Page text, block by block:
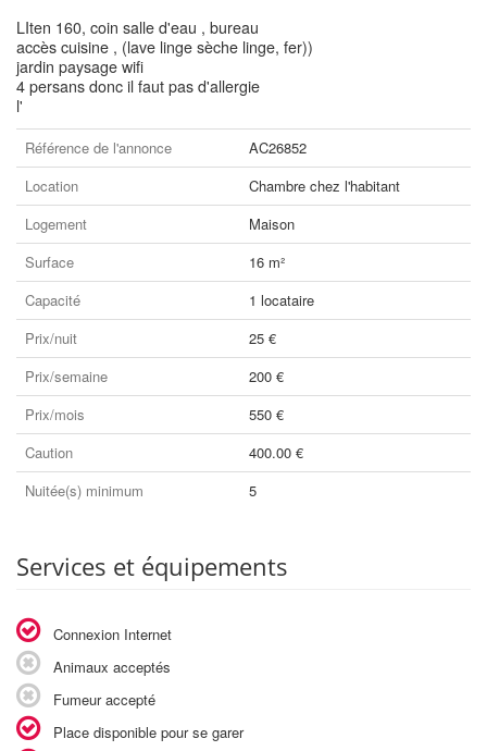
LIten 160, coin salle d'eau , bureau
accès cuisine , (lave linge sèche linge, fer))
jardin paysage wifi
4 persans donc il faut pas d'allergie
l'
Référence de l'annonce
AC26852
Location
Chambre chez l'habitant
Logement
Maison
Surface
16 m²
Capacité
1 locataire
Prix/nuit
25 €
Prix/semaine
200 €
Prix/mois
550 €
Caution
400.00 €
Nuitée(s) minimum
5
Services et équipements
Connexion Internet
Animaux acceptés
Fumeur accepté
Place disponible pour se garer